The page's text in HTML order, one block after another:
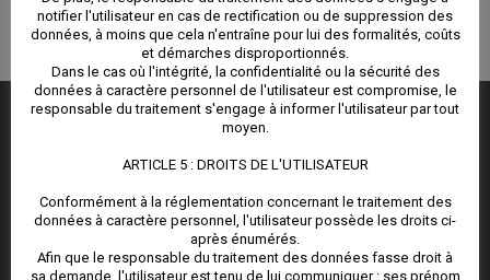
NOUS CONTACTER
3 rue Montgolfier
34540, Balaruc-les-Bains
04 99 02 07 93
Page de contact
notifier l'utilisateur en cas de rectification ou de suppression des
données, à moins que cela n'entraîne pour lui des formalités, coûts
et démarches disproportionnés.
Dans le cas où l'intégrité, la confidentialité ou la sécurité des
données à caractère personnel de l'utilisateur est compromise, le
responsable du traitement s'engage à informer l'utilisateur par tout
moyen.
ARTICLE 5 : DROITS DE L'UTILISATEUR
Conformément à la réglementation concernant le traitement des
données à caractère personnel, l'utilisateur possède les droits ci-
après énumérés.
Afin que le responsable du traitement des données fasse droit à
sa demande, l'utilisateur est tenu de lui communiquer : ses prénom